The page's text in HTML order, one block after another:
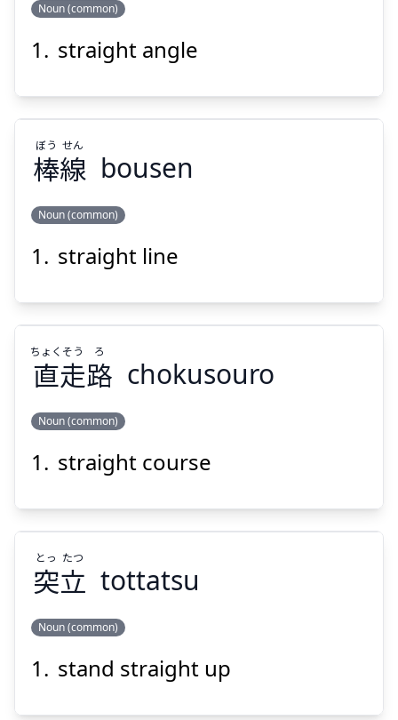
Suspend
角
かく
Suspend
Noun (common)
straight angle
せん
Suspend
棒線
ぼう せん
bousen
Noun (common)
straight line
ちょく
そう
ろ
Suspend
直走路
ちょく そう ろ
chokusouro
Noun (common)
straight course
突
立
とっ
たつ
突立
とっ たつ
tottatsu
Noun (common)
stand straight up